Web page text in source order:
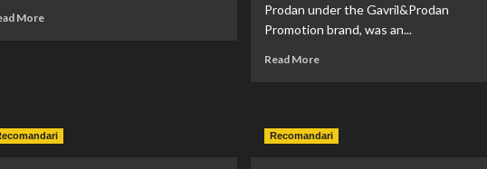
MoreRead
sisteme
Prodan under the Gavril&Prodan
Promotion brand, was an...
Read MoreRead
Petrescu,
CEO
Recomandari